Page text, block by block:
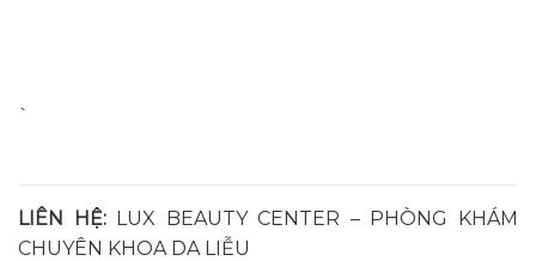
`
LIÊN HỆ:LUX BEAUTY CENTER – PHÒNG KHÁM
CHUYÊN KHOA DA LIỄU